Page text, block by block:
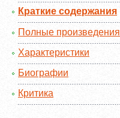
Краткие содержания
Полные произведения
Характеристики
Биографии
Критика